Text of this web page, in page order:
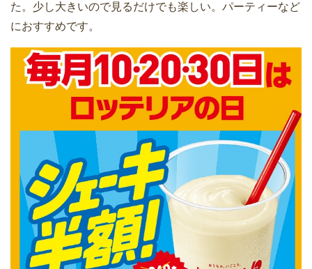
た。少し大きいので見るだけでも楽しい。パーティーなど
におすすめです。